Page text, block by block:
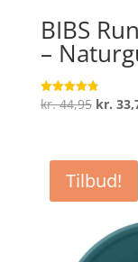
BIBS
–
Vurderet
4.8
kr.44,95 Den
var:
kr.
kr.
Tilbud!